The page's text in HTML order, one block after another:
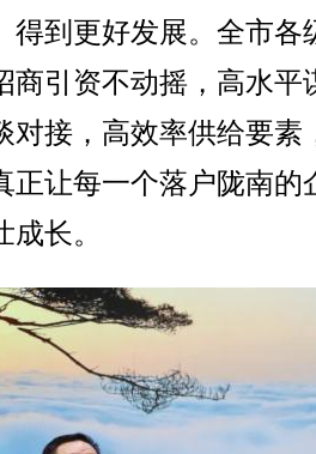
得到更好发展。全市各
商引资不动摇，高水平
对接，高效率供给要素
正让每一个落户陇南的
长。